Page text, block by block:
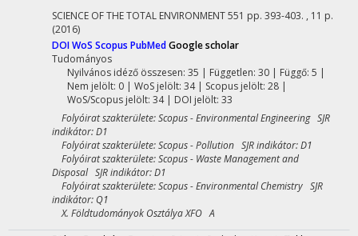
SCIENCE OF THE TOTAL ENVIRONMENT551 pp. 393-403. , 11 p.
(2016)
DOIWoS Scopus PubMedGoogle scholar
Tudományos
Nyilvános idéző összesen: 35 | Független: 30 | Függő: 5 |
Nem jelölt: 0 | WoS jelölt: 34 | Scopus jelölt: 28 |
WoS/Scopus jelölt: 34 | DOI jelölt: 33
Folyóirat szakterülete: Scopus - Environmental Engineering SJR
indikátor: D1
Folyóirat szakterülete: Scopus - Pollution SJR indikátor: D1
Folyóirat szakterülete: Scopus - Waste Management and
Disposal SJR indikátor: D1
Folyóirat szakterülete: Scopus - Environmental Chemistry SJR
indikátor: Q1
X. Földtudományok Osztálya XFO A